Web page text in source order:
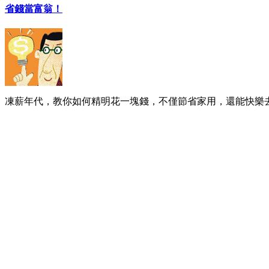
省錢當富翁！
凍薪年代，教你如何精明花一塊錢，不僅節省家用，還能快樂